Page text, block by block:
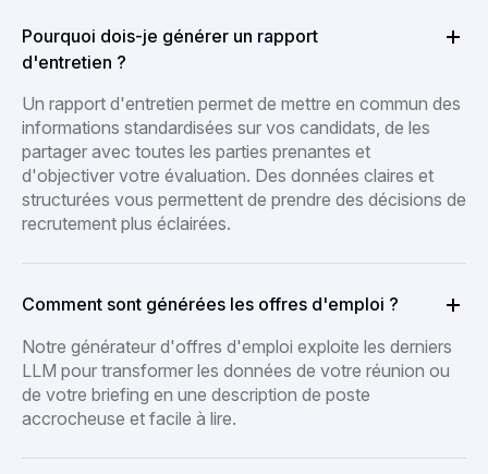
Pourquoi dois-je générer un rapport
d'entretien ?
Un rapport d'entretien permet de mettre en commun des
informations standardisées sur vos candidats, de les
partager avec toutes les parties prenantes et
d'objectiver votre évaluation. Des données claires et
structurées vous permettent de prendre des décisions de
recrutement plus éclairées.
Comment sont générées les offres d'emploi ?
Notre générateur d'offres d'emploi exploite les derniers
LLM pour transformer les données de votre réunion ou
de votre briefing en une description de poste
accrocheuse et facile à lire.